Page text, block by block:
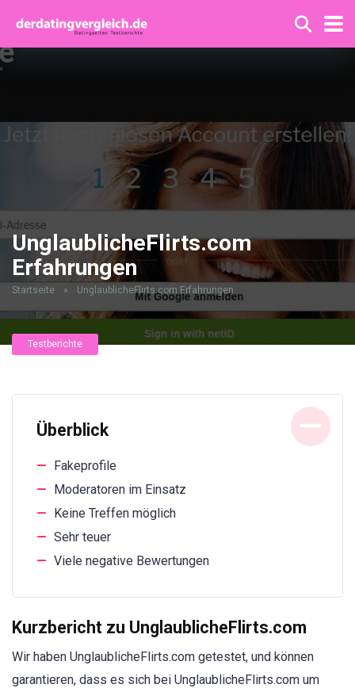
UnglaublicheFlirts.com
Erfahrungen
Startseite » UnglaublicheFlirts.com Erfahrungen
Testberichte
Überblick
Fakeprofile
Moderatoren im Einsatz
Keine Treffen möglich
Sehr teuer
Viele negative Bewertungen
Kurzbericht zu UnglaublicheFlirts.com
Wir haben UnglaublicheFlirts.com getestet, und können
garantieren, dass es sich bei UnglaublicheFlirts.com um